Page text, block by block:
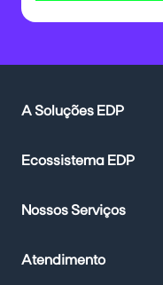
A Soluções EDP
Ecossistema EDP
Nossos Serviços
Atendimento